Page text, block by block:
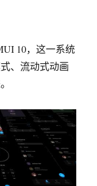
10，这一系统
、流动式动画